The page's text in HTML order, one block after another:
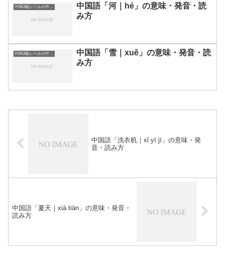
中国語「河｜hé」の意味・発音・読
み方
中国語「雪｜xuě」の意味・発音・読
み方
中国語「洗衣机｜xǐ yī jī」の意味・発
音・読み方
中国語「夏天｜xià tiān」の意味・発音・
読み方